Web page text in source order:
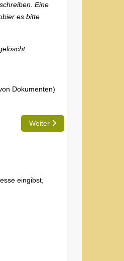
Eine
es bitte
Dokumenten)
Nächster Beitrag: Kann ich
Weiter
eingibst,